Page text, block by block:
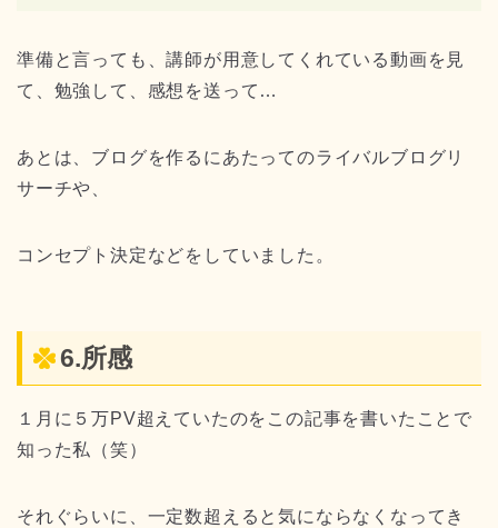
準備と言っても、講師が用意してくれている動画を見
て、勉強して、感想を送って…
あとは、ブログを作るにあたってのライバルブログリ
サーチや、
コンセプト決定などをしていました。
6.所感
１月に５万PV超えていたのをこの記事を書いたことで
知った私（笑）
それぐらいに、一定数超えると気にならなくなってき